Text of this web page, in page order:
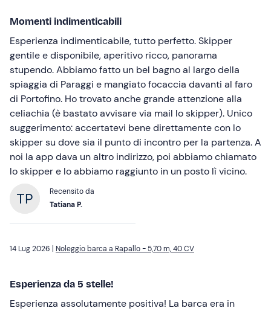
Momenti indimenticabili
Esperienza indimenticabile, tutto perfetto. Skipper
gentile e disponibile, aperitivo ricco, panorama
stupendo. Abbiamo fatto un bel bagno al largo della
spiaggia di Paraggi e mangiato focaccia davanti al faro
di Portofino. Ho trovato anche grande attenzione alla
celiachia (è bastato avvisare via mail lo skipper). Unico
suggerimento: accertatevi bene direttamente con lo
skipper su dove sia il punto di incontro per la partenza. A
noi la app dava un altro indirizzo, poi abbiamo chiamato
lo skipper e lo abbiamo raggiunto in un posto lì vicino.
Recensito da
Tatiana P.
14 Lug 2026 | Noleggio barca a Rapallo - 5,70 m, 40 CV
Esperienza da 5 stelle!
Esperienza assolutamente positiva! La barca era in